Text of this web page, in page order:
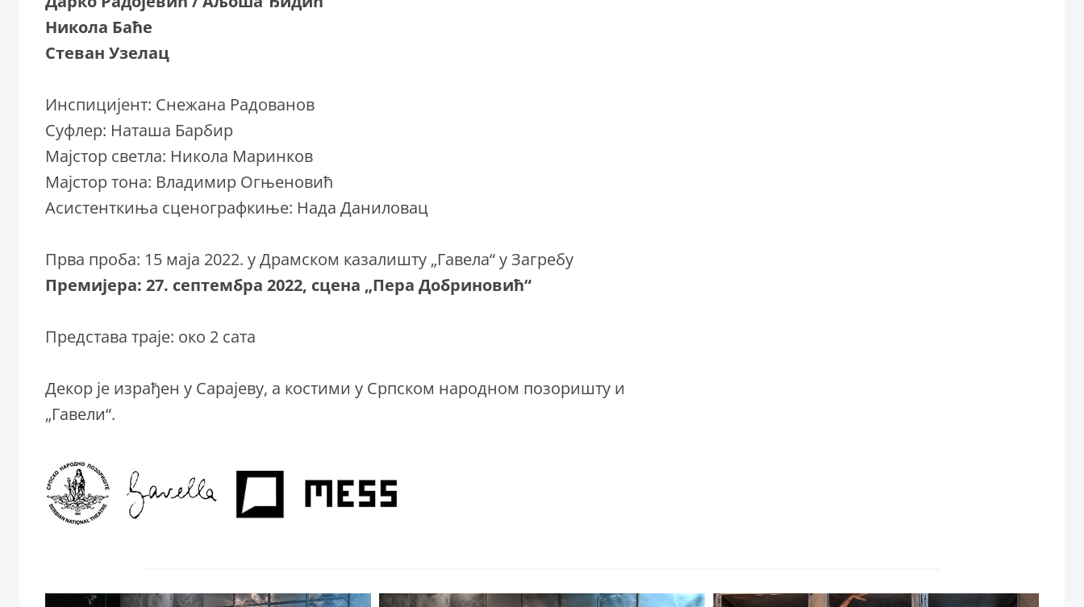
Никола Баће
Стеван Узелац
Инспицијент: Снежана Радованов
Суфлер: Наташа Барбир
Мајстор светла: Никола Маринков
Мајстор тона: Владимир Огњеновић
Асистенткиња сценографкиње: Нада Даниловац
Прва проба: 15 маја 2022. у Драмском казалишту „Гавела“ у Загребу
Премијера: 27. септембра 2022, сценa „Пера Добриновић“
Представа траје: око 2 сата
Декор је израђен у Сарајеву, а костими у Српском народном позоришту и
„Гавели“.